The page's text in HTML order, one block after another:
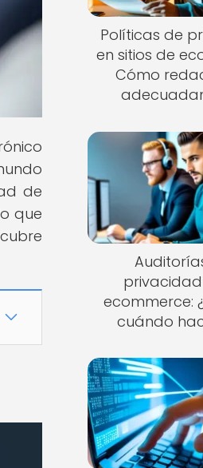
de
que
Políticas de
en sitios de
Cómo
ecommerce:
cuándo